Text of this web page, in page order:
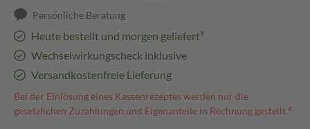
Persönliche Beratung
Heute bestellt und morgen geliefert³
Wechselwirkungscheck inklusive
Versandkostenfreie Lieferung
Bei der Einlösung eines Kassenrezeptes werden nur die
gesetzlichen Zuzahlungen und Eigenanteile in Rechnung gestellt.⁴